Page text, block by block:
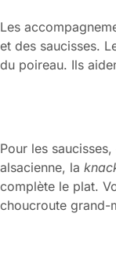
Les
et des saucisses.
du poireau. Ils
Pour les
alsacienne, la
complète le plat.
choucroute grand-